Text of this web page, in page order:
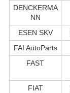
DENCKERMA
NN
ESEN SKV
FAI AutoParts
FAST
FIAT